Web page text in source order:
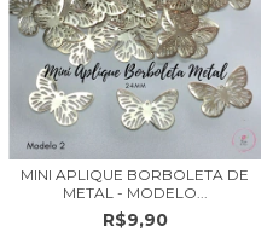
MINI APLIQUE BORBOLETA DE
METAL - MODELO...
R$9,90